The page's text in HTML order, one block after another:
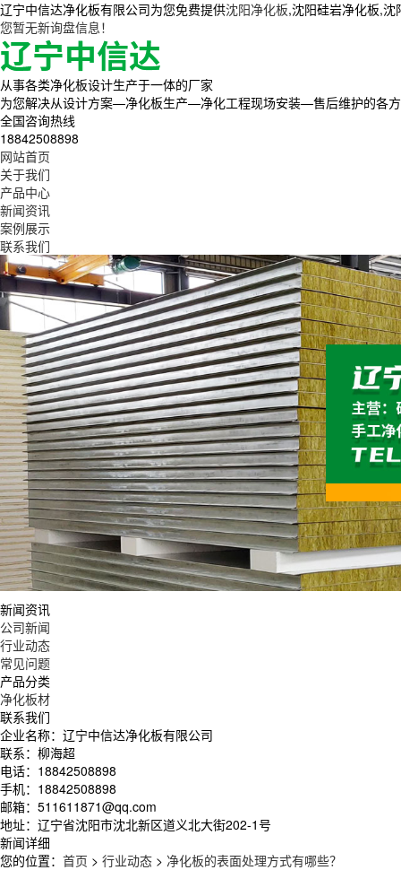
辽宁中信达净化板有限公司为您免费提供沈阳净化板,沈阳硅岩净化板,
您暂无新询盘信息！
从事各类净化板设计生产于一体的厂家
为您解决从设计方案—净化板生产—净化工程现场安装—售后维护的各
全国咨询热线
18842508898
网站首页
关于我们
产品中心
新闻资讯
案例展示
联系我们
新闻资讯
公司新闻
行业动态
常见问题
产品分类
净化板材
联系我们
企业名称：辽宁中信达净化板有限公司
联系：柳海超
电话：18842508898
手机：18842508898
邮箱：511611871@qq.com
地址：辽宁省沈阳市沈北新区道义北大街202-1号
新闻详细
您的位置： 首页 > 行业动态 > 净化板的表面处理方式有哪些？